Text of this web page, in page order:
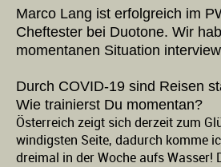
Marco Lang ist erfolgreich im
Cheftester bei Duotone. Wir
momentanen Situation
Durch COVID-19 sind Reisen
Wie trainierst Du momentan?
Österreich zeigt sich derzeit zum
windigsten Seite, dadurch komme
dreimal in der Woche aufs Wasser!